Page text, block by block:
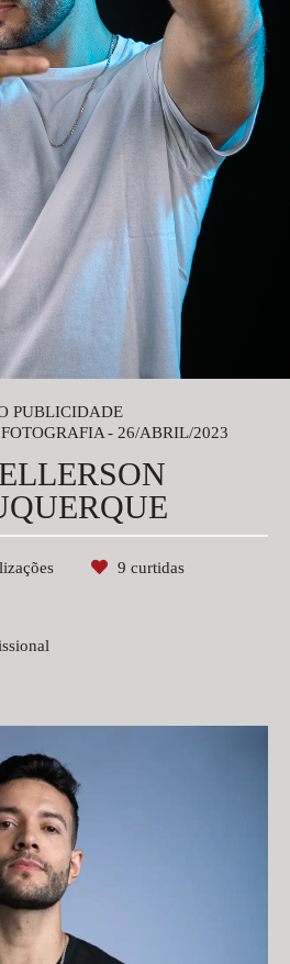
PUBLICIDADE
26/ABRIL/2023
9 curtidas